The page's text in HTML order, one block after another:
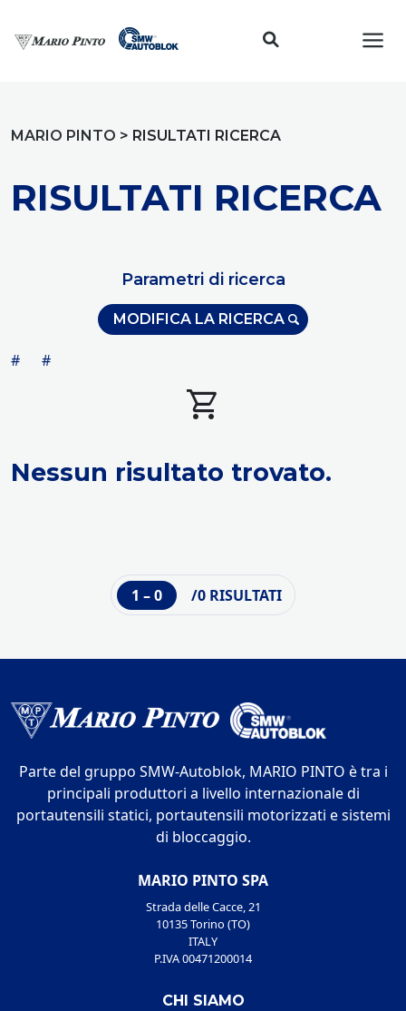
MARIO PINTO > RISULTATI RICERCA
RISULTATI RICERCA
Parametri di ricerca
MODIFICA LA RICERCA
# #
shopping_cart
Nessun risultato trovato.
1 – 0 /0 RISULTATI
Parte del gruppo SMW-Autoblok, MARIO PINTO è tra i
principali produttori a livello internazionale di
portautensili statici, portautensili motorizzati e sistemi
di bloccaggio.
MARIO PINTO SPA
Strada delle Cacce, 21
10135 Torino (TO)
ITALY
P.IVA 00471200014
CHI SIAMO